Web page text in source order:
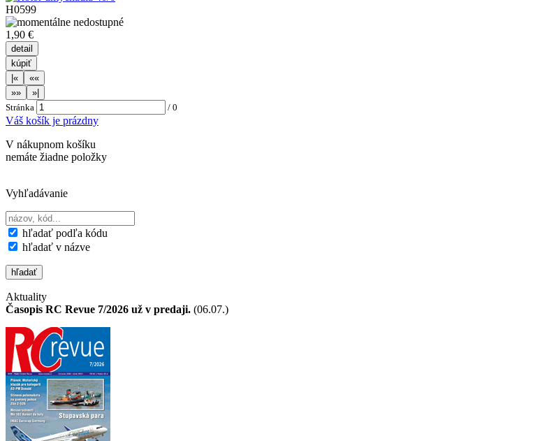
H0599
1,90 €
Stránka / 0
Váš košík je prázdny
V nákupnom košíku
nemáte žiadne položky
Vyhľadávanie
hľadať podľa kódu
hľadať v názve
Aktuality
Časopis RC Revue 7/2026 už v predaji. (06.07.)